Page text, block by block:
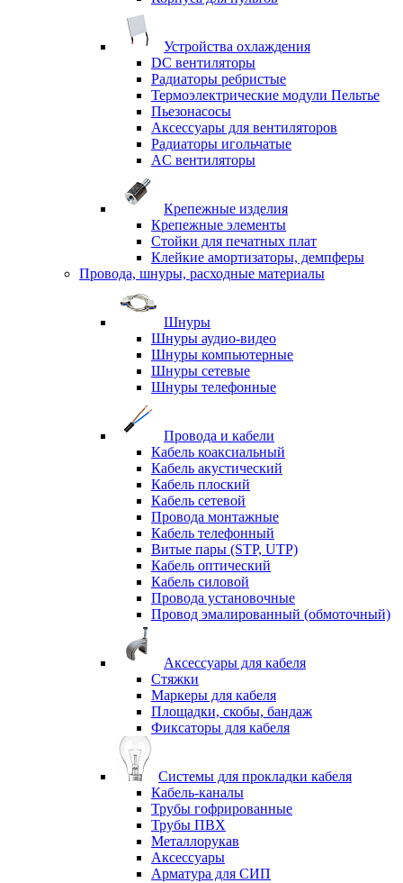
Устройства охлаждения
DC вентиляторы
Радиаторы ребристые
Термоэлектрические модули Пельтье
Пьезонасосы
Аксессуары для вентиляторов
Радиаторы игольчатые
AC вентиляторы
Крепежные изделия
Крепежные элементы
Стойки для печатных плат
Клейкие амортизаторы, демпферы
Провода, шнуры, расходные материалы
Шнуры
Шнуры аудио-видео
Шнуры компьютерные
Шнуры сетевые
Шнуры телефонные
Провода и кабели
Кабель коаксиальный
Кабель акустический
Кабель плоский
Кабель сетевой
Провода монтажные
Кабель телефонный
Витые пары (STP, UTP)
Кабель оптический
Кабель силовой
Провода установочные
Провод эмалированный (обмоточный)
Аксессуары для кабеля
Стяжки
Маркеры для кабеля
Площадки, скобы, бандаж
Фиксаторы для кабеля
Системы для прокладки кабеля
Кабель-каналы
Трубы гофрированные
Трубы ПВХ
Металлорукав
Аксессуары
Арматура для СИП